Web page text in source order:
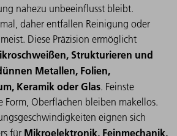
nahezu unbeeinflusst bleibt.
daher entfallen Reinigung oder
Diese Präzision ermöglicht
Strukturieren und
Metallen, Folien,
Keramik oder Glas. Feinste
Form, Oberflächen bleiben makellos.
eignen sich
für Mikroelektronik, Feinmechanik,